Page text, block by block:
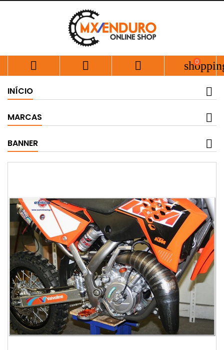
   0
INÍCIO
MARCAS
BANNER